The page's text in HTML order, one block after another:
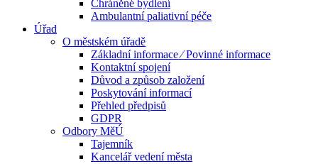
Chráněné bydlení
Ambulantní paliativní péče
Úřad
O městském úřadě
Základní informace ⁄ Povinné informace
Kontaktní spojení
Důvod a způsob založení
Poskytování informací
Přehled předpisů
GDPR
Odbory MěÚ
Tajemník
Kancelář vedení města